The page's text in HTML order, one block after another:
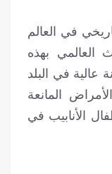
في العالم
العالمي بهذه
عالية في البلد
المانعة
الأنابيب في